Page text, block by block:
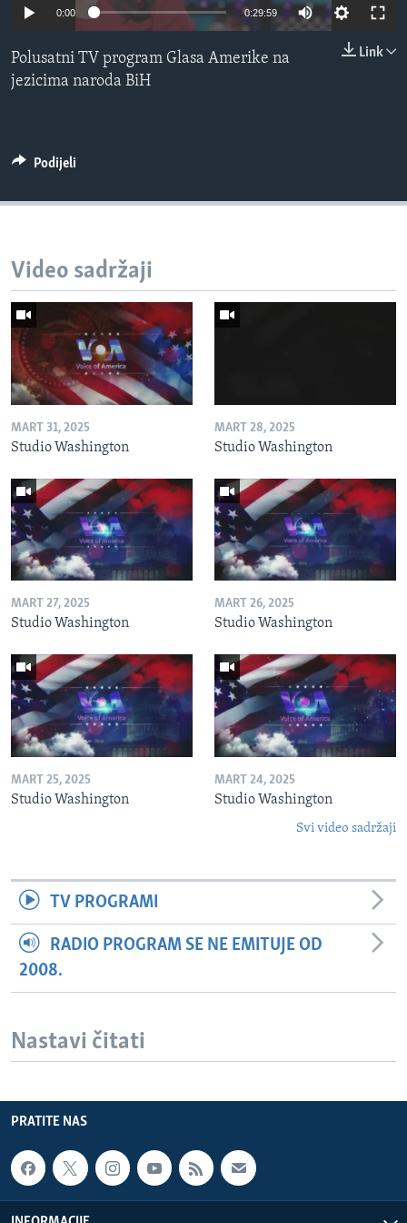
MAGAZIN
O GLASU AMERIKE
0:00 0:29:59
Link
Polusatni TV program Glasa Amerike na
jezicima naroda BiH
Podijeli
Video sadržaji
MART 31, 2025
Studio Washington
MART 28, 2025
Studio Washington
MART 27, 2025
Studio Washington
MART 26, 2025
Studio Washington
MART 25, 2025
Studio Washington
MART 24, 2025
Studio Washington
Svi video sadržaji
TV PROGRAMI
RADIO PROGRAM SE NE EMITUJE OD
2008.
Nastavi čitati
PRATITE NAS